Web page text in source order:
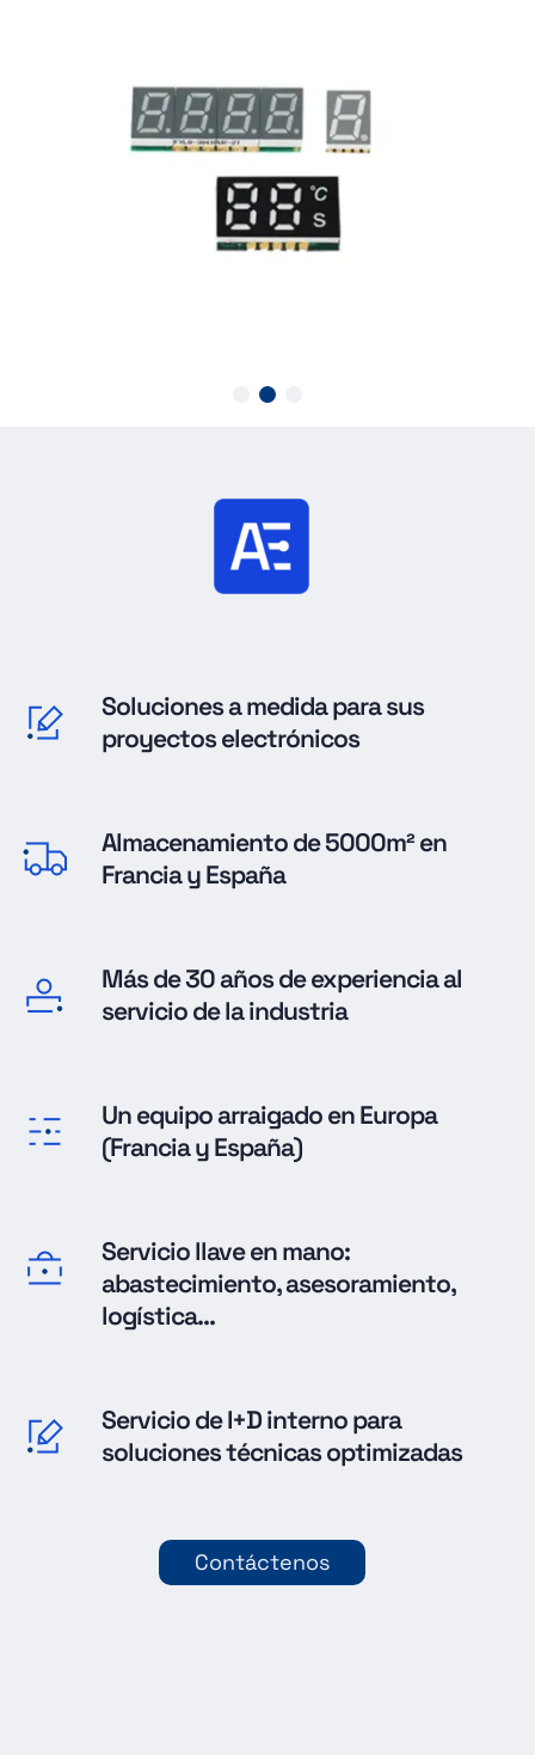
Soluciones a medida para sus
proyectos electrónicos
Almacenamiento de 5000m² en
Francia y España
Más de 30 años de experiencia al
servicio de la industria
Un equipo arraigado en Europa
(Francia y España)
Servicio llave en mano:
abastecimiento, asesoramiento,
logística...
Servicio de I+D interno para
soluciones técnicas optimizadas
Contáctenos